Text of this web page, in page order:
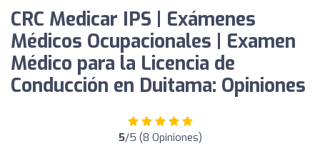
CRC Medicar IPS | Exámenes
Médicos Ocupacionales | Examen
Médico para la Licencia de
Conducción en Duitama: Opiniones
5/5 (8 Opiniones)